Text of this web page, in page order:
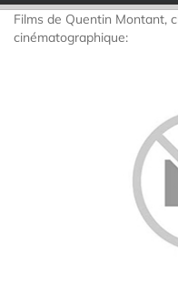
Films de Quentin Montant,
cinématographique: